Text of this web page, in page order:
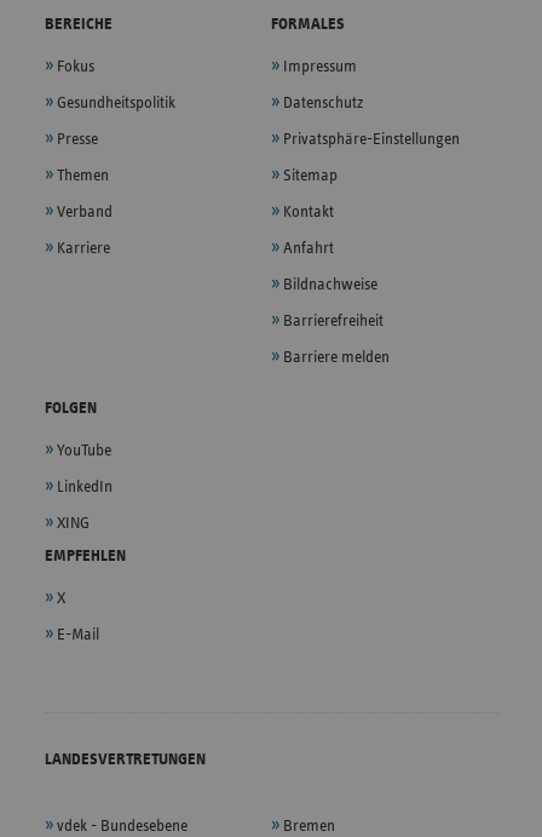
BEREICHE
Fokus
Gesundheitspolitik
Presse
Themen
Verband
Karriere
FORMALES
Impressum
Datenschutz
Privatsphäre-Einstellungen
Sitemap
Kontakt
Anfahrt
Bildnachweise
Barrierefreiheit
Barriere melden
FOLGEN
YouTube
LinkedIn
XING
EMPFEHLEN
X
E-Mail
LANDESVERTRETUNGEN
vdek - Bundesebene Bremen